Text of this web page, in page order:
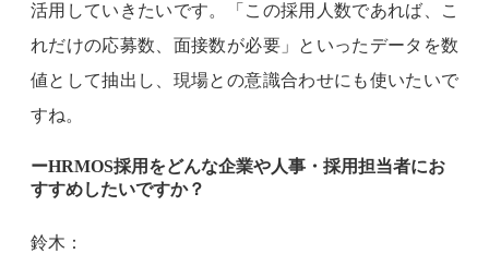
活用していきたいです。「この採用人数であれば、こ
れだけの応募数、面接数が必要」といったデータを数
値として抽出し、現場との意識合わせにも使いたいで
すね。
ーHRMOS採用をどんな企業や人事・採用担当者にお
すすめしたいですか？
鈴木：